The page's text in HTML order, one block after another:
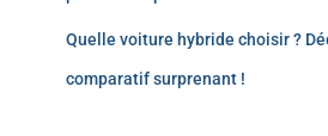
Quelle voiture hybride choisir ?
comparatif surprenant !